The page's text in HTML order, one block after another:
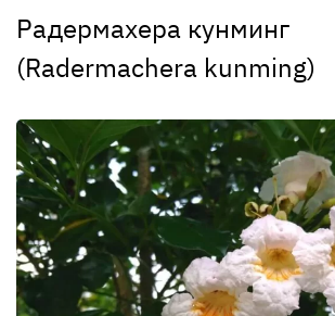
Радермахера кунминг
(Radermachera kunming)